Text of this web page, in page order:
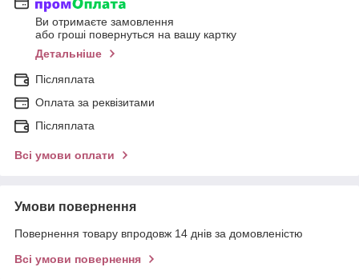
Ви отримаєте замовлення
або гроші повернуться на вашу картку
Детальніше
Післяплата
Оплата за реквізитами
Післяплата
Всі умови оплати
Умови повернення
Повернення товару впродовж 14 днів за домовленістю
Всі умови повернення